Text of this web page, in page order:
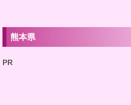
熊本県
PR